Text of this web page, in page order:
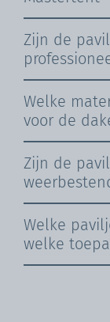
Zijn de
Welke
voor de
Zijn de
Welke
welke